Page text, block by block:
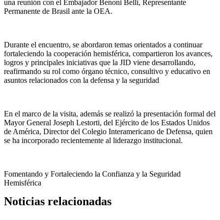
una reunión con el Embajador Benoni Belli, Representante
Permanente de Brasil ante la OEA.
Durante el encuentro, se abordaron temas orientados a continuar
fortaleciendo la cooperación hemisférica, compartieron los avances,
logros y principales iniciativas que la JID viene desarrollando,
reafirmando su rol como órgano técnico, consultivo y educativo en
asuntos relacionados con la defensa y la seguridad
En el marco de la visita, además se realizó la presentación formal del
Mayor General Joseph Lestorti, del Ejército de los Estados Unidos
de América, Director del Colegio Interamericano de Defensa, quien
se ha incorporado recientemente al liderazgo institucional.
Fomentando y Fortaleciendo la Confianza y la Seguridad
Hemisférica
Noticias relacionadas